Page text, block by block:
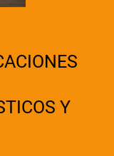
Y